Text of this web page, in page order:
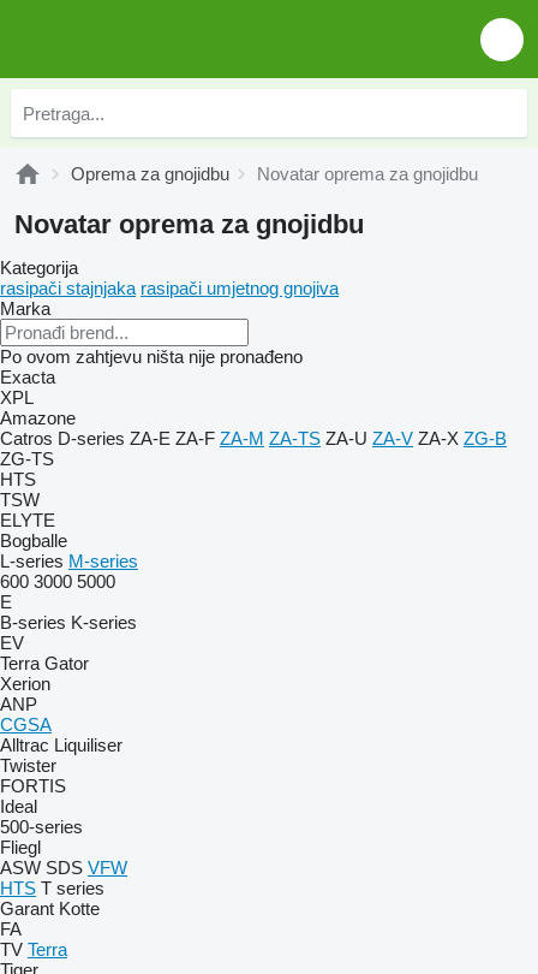
Oprema za gnojidbu Novatar oprema za gnojidbu
Novatar oprema za gnojidbu
Kategorija
rasipači stajnjaka rasipači umjetnog gnojiva
Marka
Po ovom zahtjevu ništa nije pronađeno
Exacta
XPL
Amazone
Catros D-series ZA-E ZA-F ZA-M ZA-TS ZA-U ZA-V ZA-X ZG-B
ZG-TS
HTS
TSW
ELYTE
Bogballe
L-series M-series
600 3000 5000
E
B-series K-series
EV
Terra Gator
Xerion
ANP
CGSA
Alltrac Liquiliser
Twister
FORTIS
Ideal
500-series
Fliegl
ASW SDS VFW
HTS T series
Garant Kotte
FA
TV Terra
Tiger